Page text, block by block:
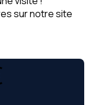
sur notre site